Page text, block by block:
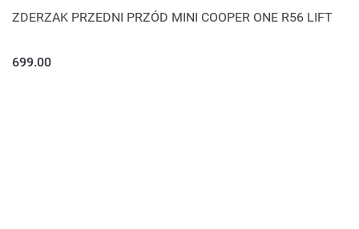
ZDERZAK PRZEDNI PRZÓD MINI COOPER ONE R56 LIFT
699.00